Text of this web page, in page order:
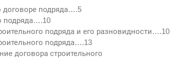
подряда….5
подряда….10
подряда и его разновидности….10
подряда….13
договора строительного